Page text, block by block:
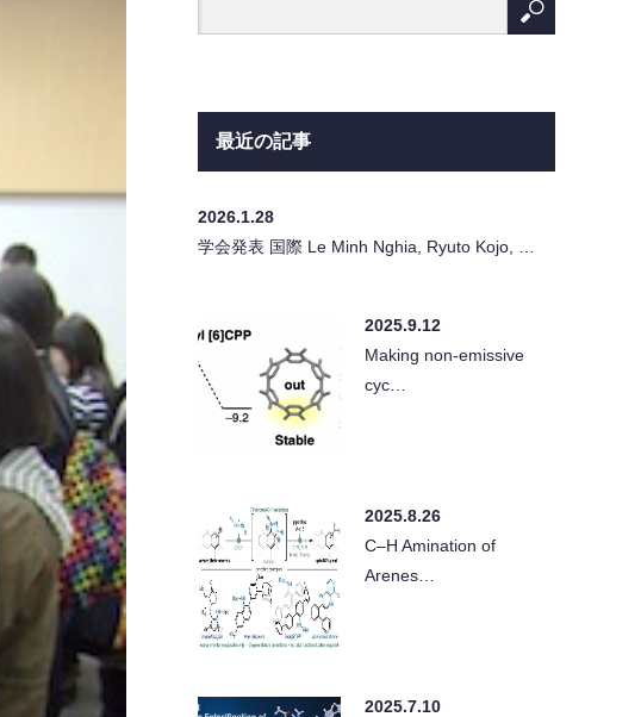
最近の記事
2026.1.28
学会発表 国際 Le Minh Nghia, Ryuto Kojo, …
2025.9.12
Making non-emissive
cyc…
2025.8.26
C–H Amination of
Arenes…
2025.7.10